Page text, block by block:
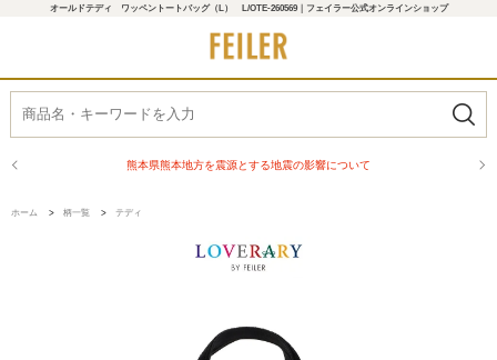
オールドテディ ワッペントートバッグ（L） L/OTE-260569｜フェイラー公式オンラインショップ
熊本県熊本地方を震源とする地震の影響について
ホーム > 柄一覧 > テディ